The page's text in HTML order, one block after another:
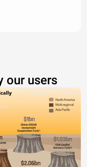
our users